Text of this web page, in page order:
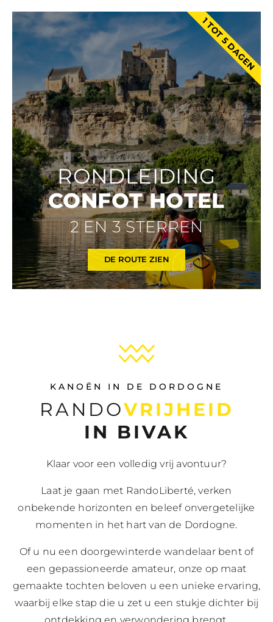
RONDLEIDING
CONFOT HOTEL
2 EN 3 STERREN
DE ROUTE ZIEN
1 TOT 5 DAGEN
KANOËN IN DE DORDOGNE
RANDOVRIJHEID
IN BIVAK
Klaar voor een volledig vrij avontuur?
Laat je gaan met RandoLiberté, verken
onbekende horizonten en beleef onvergetelijke
momenten in het hart van de Dordogne.
Of u nu een doorgewinterde wandelaar bent of
een gepassioneerde amateur, onze op maat
gemaakte tochten beloven u een unieke ervaring,
waarbij elke stap die u zet u een stukje dichter bij
ontdekking en verwondering brengt.